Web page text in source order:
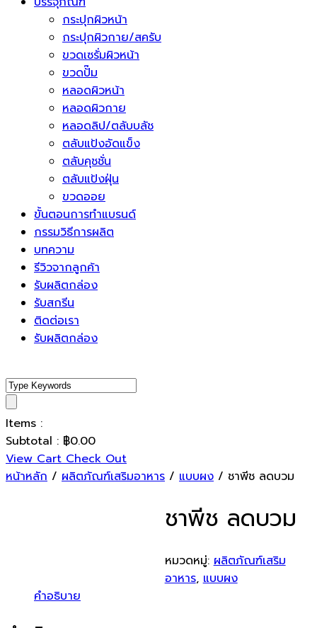
กระปุกผิวหน้า
กระปุกผิวกาย/สครับ
ขวดเซรั่มผิวหน้า
ขวดปั๊ม
หลอดผิวหน้า
หลอดผิวกาย
หลอดลิป/ตลับบลัช
ตลับแป้งอัดแข็ง
ตลับคุชชั่น
ตลับแป้งฝุ่น
ขวดออย
ขั้นตอนการทำแบรนด์
กรรมวิธีการผลิต
บทความ
รีวิวจากลูกค้า
รับผลิตกล่อง
รับสกรีน
ติดต่อเรา
รับผลิตกล่อง
Items :
Subtotal : ฿0.00
View CartCheck Out
หน้าหลัก / ผลิตภัณฑ์เสริมอาหาร / แบบผง / ชาพีช ลดบวม
ชาพีช ลดบวม
หมวดหมู่:ผลิตภัณฑ์เสริม
อาหาร,แบบผง
คำอธิบาย